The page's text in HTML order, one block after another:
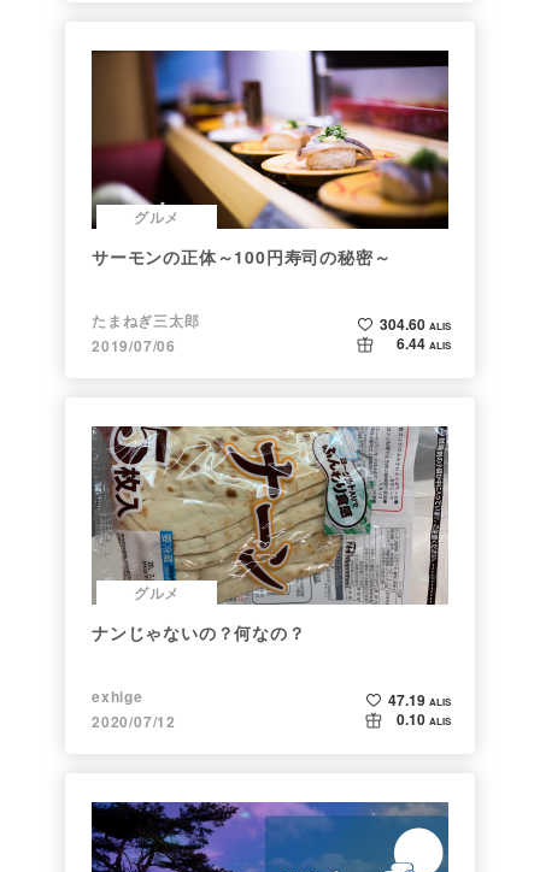
グルメ
サーモンの正体～100円寿司の秘密～
たまねぎ三太郎
2019/07/06
304.60 ALIS
6.44 ALIS
グルメ
ナンじゃないの？何なの？
exhige
2020/07/12
47.19 ALIS
0.10 ALIS